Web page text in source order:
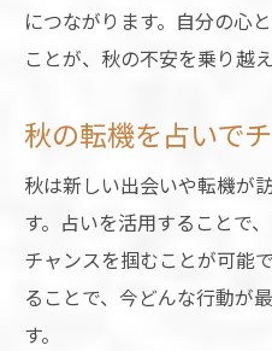
につながります。自分の心
ことが、秋の不安を乗り越
秋の転機を占いで
秋は新しい出会いや転機が
す。占いを活用することで
チャンスを掴むことが可能
ることで、今どんな行動が
す。